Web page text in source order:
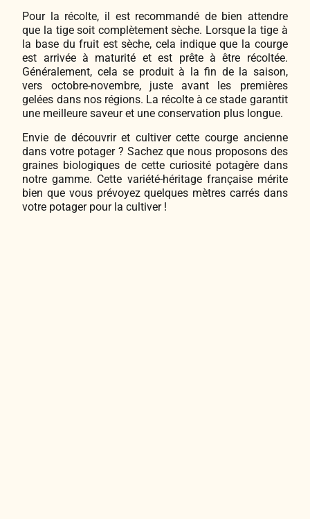
Pour la récolte, il est recommandé de bien attendre
que la tige soit complètement sèche. Lorsque la tige à
la base du fruit est sèche, cela indique que la courge
est arrivée à maturité et est prête à être récoltée.
Généralement, cela se produit à la fin de la saison,
vers octobre-novembre, juste avant les premières
gelées dans nos régions. La récolte à ce stade garantit
une meilleure saveur et une conservation plus longue.
Envie de découvrir et cultiver cette courge ancienne
dans votre potager ? Sachez que nous proposons des
graines biologiques de cette curiosité potagère dans
notre gamme. Cette variété-héritage française mérite
bien que vous prévoyez quelques mètres carrés dans
votre potager pour la cultiver !